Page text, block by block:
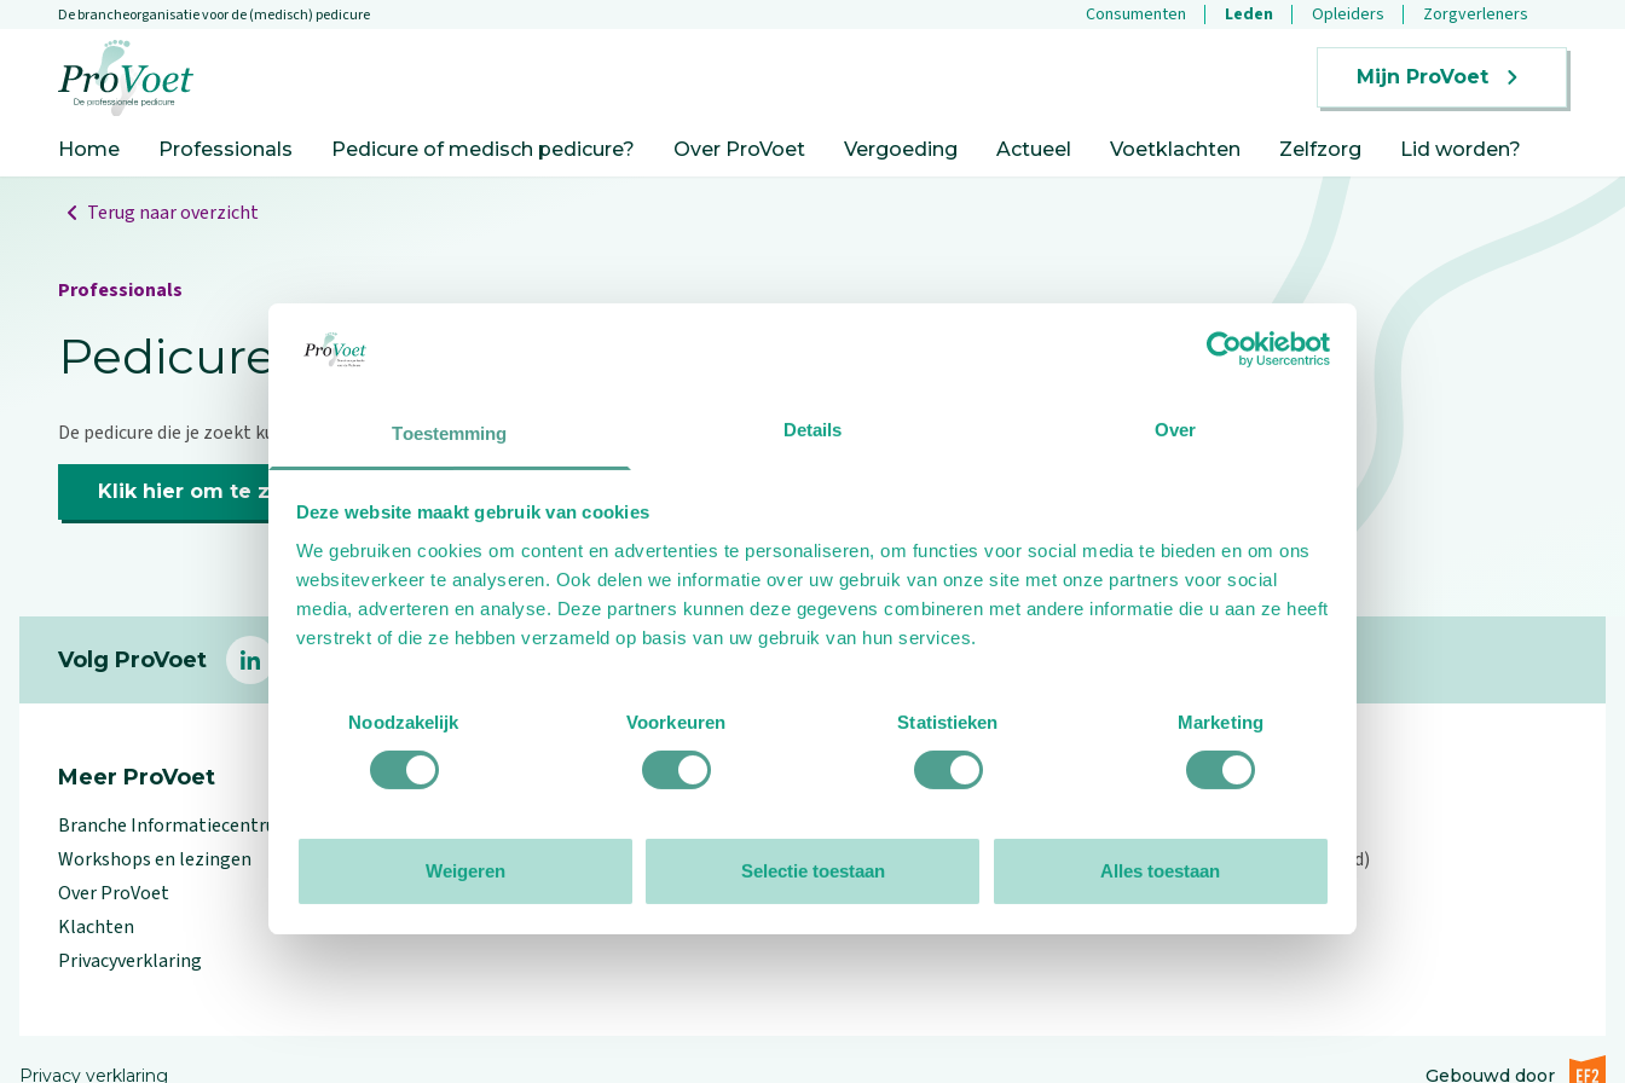
Toestemming Details Over
Deze website maakt gebruik van cookies
We gebruiken cookies om content en advertenties te personaliseren, om functies voor social media te bieden en om ons
websiteverkeer te analyseren. Ook delen we informatie over uw gebruik van onze site met onze partners voor social
media, adverteren en analyse. Deze partners kunnen deze gegevens combineren met andere informatie die u aan ze heeft
verstrekt of die ze hebben verzameld op basis van uw gebruik van hun services.
Noodzakelijk
Voorkeuren Statistieken Marketing
Weigeren Selectie toestaan Alles toestaan
Overslaan en naar de inhoud gaan
De brancheorganisatie voor de (medisch) pedicure Consumenten Leden Opleiders Zorgverleners
Mijn ProVoet
Home Professionals Pedicure of medisch pedicure? Over ProVoet Vergoeding Actueel Voetklachten Zelfzorg Lid worden?
Terug naar overzicht
Professionals
Pedicure niet gevonden
De pedicure die je zoekt kunnen we niet vinden.
Klik hier om te zoeken naar een andere pedicure.
Volg ProVoet
linkedin
Meer ProVoet
Branche Informatiecentrum
Workshops en lezingen
Over ProVoet
Klachten
Privacyverklaring
Organisatie
Open: 09:00 - 12:30 (alleen ochtend)
Privacy verklaring Gebouwd doorEF2